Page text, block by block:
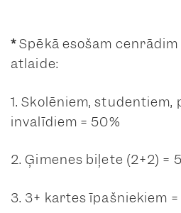
*Spēkā esošam
atlaide:
1. Skolēniem, studentiem,
invalīdiem = 50%
2. Ģimenes biļete (2+2) =
3. 3+ kartes īpašniekiem =